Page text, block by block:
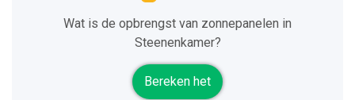
Wat is de opbrengst van zonnepanelen in
Steenenkamer?
Bereken het